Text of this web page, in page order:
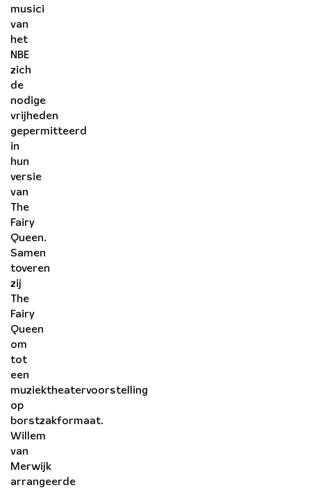
musici
van
het
NBE
zich
de
nodige
vrijheden
gepermitteerd
in
hun
versie
van
The
Fairy
Queen.
Samen
toveren
zij
The
Fairy
Queen
om
tot
een
muziektheatervoorstelling
op
borstzakformaat.
Willem
van
Merwijk
arrangeerde